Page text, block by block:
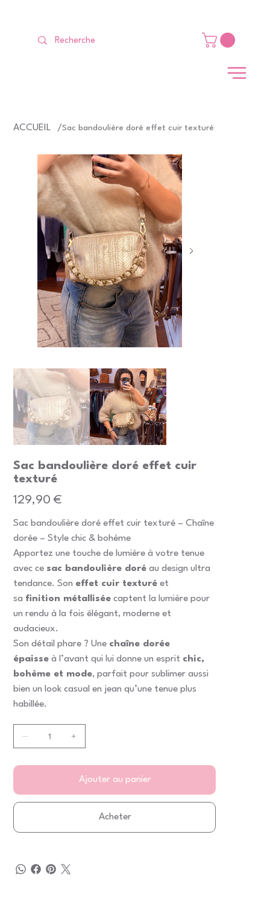
ACCUEIL /Sac bandoulière doré effet cuir texturé
Sac bandoulière doré effet cuir
texturé
Prix
129,90 €
Sac bandoulière doré effet cuir texturé – Chaîne
dorée – Style chic & bohème
Apportez une touche de lumière à votre tenue
avec ce sac bandoulière doré au design ultra
tendance. Son effet cuir texturé et
sa finition métallisée captent la lumière pour
un rendu à la fois élégant, moderne et
audacieux.
Son détail phare ? Une chaîne dorée
épaisse à l’avant qui lui donne un esprit chic,
bohème et mode, parfait pour sublimer aussi
bien un look casual en jean qu’une tenue plus
habillée.
Ajouter au panier
Acheter